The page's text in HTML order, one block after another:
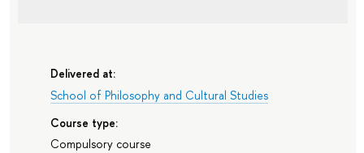
Delivered at:
School of Philosophy and Cultural Studies
Course type:
Compulsory course